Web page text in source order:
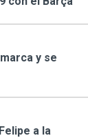
y se
a la